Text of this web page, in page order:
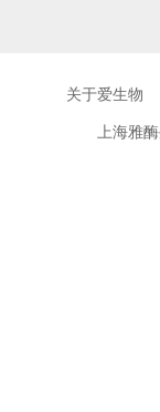
关于爱生物
上海雅